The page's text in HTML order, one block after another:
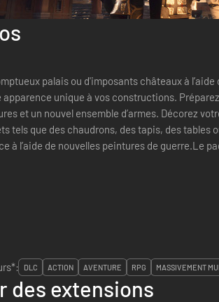
palais ou d'imposants châteaux à l’aide
apparence unique à vos constructions.
et un nouvel ensemble d’armes. Décorez
tels que des chaudrons, des tapis, des tables
à l’aide de nouvelles peintures de guerre.Le
DLC ACTION AVENTURE RPG MASSIVEMENT
des extensions